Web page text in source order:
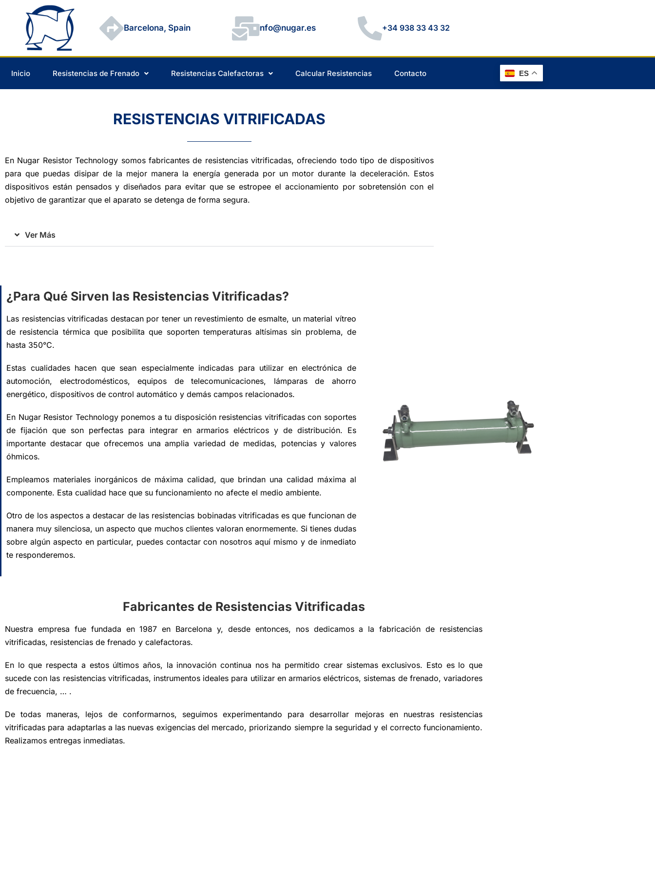
Barcelona, Spain info@nugar.es +34 938 33 43 32
Inicio Resistencias de Frenado Resistencias Calefactoras Calcular Resistencias Contacto ES
RESISTENCIAS VITRIFICADAS
En Nugar Resistor Technology somos fabricantes de resistencias vitrificadas, ofreciendo todo tipo de dispositivos
para que puedas disipar de la mejor manera la energía generada por un motor durante la deceleración. Estos
dispositivos están pensados y diseñados para evitar que se estropee el accionamiento por sobretensión con el
objetivo de garantizar que el aparato se detenga de forma segura.
Ver Más
¿Para Qué Sirven las Resistencias Vitrificadas?
Las resistencias vitrificadas destacan por tener un revestimiento de esmalte, un material vítreo
de resistencia térmica que posibilita que soporten temperaturas altísimas sin problema, de
hasta 350°C.
Estas cualidades hacen que sean especialmente indicadas para utilizar en electrónica de
automoción, electrodomésticos, equipos de telecomunicaciones, lámparas de ahorro
energético, dispositivos de control automático y demás campos relacionados.
En Nugar Resistor Technology ponemos a tu disposición resistencias vitrificadas con soportes
de fijación que son perfectas para integrar en armarios eléctricos y de distribución. Es
importante destacar que ofrecemos una amplia variedad de medidas, potencias y valores
óhmicos.
Empleamos materiales inorgánicos de máxima calidad, que brindan una calidad máxima al
componente. Esta cualidad hace que su funcionamiento no afecte el medio ambiente.
Otro de los aspectos a destacar de las resistencias bobinadas vitrificadas es que funcionan de
manera muy silenciosa, un aspecto que muchos clientes valoran enormemente. Si tienes dudas
sobre algún aspecto en particular, puedes contactar con nosotros aquí mismo y de inmediato
te responderemos.
Fabricantes de Resistencias Vitrificadas
Nuestra empresa fue fundada en 1987 en Barcelona y, desde entonces, nos dedicamos a la fabricación de resistencias
vitrificadas, resistencias de frenado y calefactoras.
En lo que respecta a estos últimos años, la innovación continua nos ha permitido crear sistemas exclusivos. Esto es lo que
sucede con las resistencias vitrificadas, instrumentos ideales para utilizar en armarios eléctricos, sistemas de frenado, variadores
de frecuencia, … .
De todas maneras, lejos de conformarnos, seguimos experimentando para desarrollar mejoras en nuestras resistencias
vitrificadas para adaptarlas a las nuevas exigencias del mercado, priorizando siempre la seguridad y el correcto funcionamiento.
Realizamos entregas inmediatas.